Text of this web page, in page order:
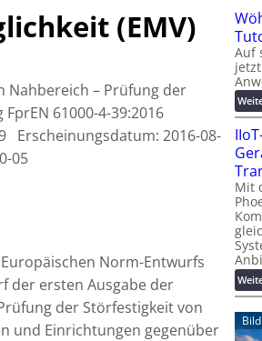
(EMV)
Nahbereich – Prüfung der
61000-4-39:2016
Erscheinungsdatum: 2016-08-
05
Norm-Entwurfs
der ersten Ausgabe der
der Störfestigkeit von
und Einrichtungen gegenüber
Auf
Mit